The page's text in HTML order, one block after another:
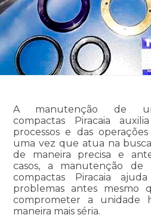
A manutenção de
compactas Piracaia
processos e das
uma vez que atua na
de maneira precisa e
casos, a manutenção de
compactas Piracaia
problemas antes mesmo
comprometer a unidade
maneira mais séria.